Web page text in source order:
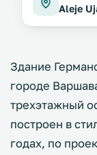
Aleje
Здание
городе
трехэтажный
построен в
годах, по